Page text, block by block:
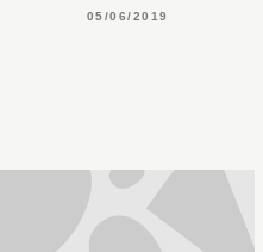
05/06/2019